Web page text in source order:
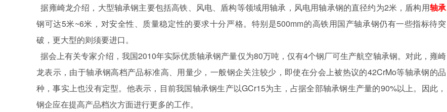
据雍崎龙介绍，大型轴承钢主要包括高铁、风电、盾构等领域用轴承，风电用轴承钢的直径约为2米，盾构用轴承
钢可达5米~6米，对安全性、质量稳定性的要求十分严格。特别是500mm的高铁用国产轴承钢仍有一些指标待突
破，更大型的则须要进口。
据会上有关专家介绍，我国2010年实际优质轴承钢产量仅为80万吨，仅有4个钢厂可生产航空轴承钢。对此，雍崎
龙表示，由于轴承钢高档产品标准高、用量少，一般钢企关注较少，即使在分会上被热议的42CrMo等轴承钢的品
种，事实上也没有定型。他表示，目前我国轴承钢生产以GCr15为主，占据全部轴承钢生产量的90%以上。因此，
钢企应在提高产品档次方面进行更多的工作。